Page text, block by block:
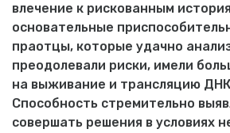
влечение к рискованным
основательные
праотцы, которые удачно
преодолевали риски, имели
на выживание и трансляцию
Способность стремительно
совершать решения в условиях